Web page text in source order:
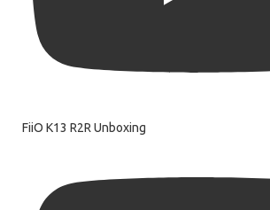
FiiO K13 R2R Unboxing